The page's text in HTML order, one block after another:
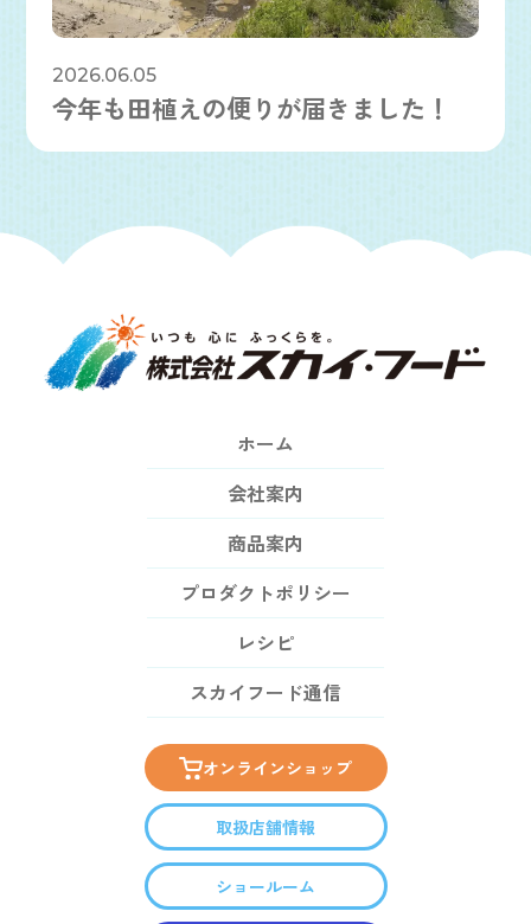
2026.06.05
今年も田植えの便りが届きました！
ホーム
会社案内
商品案内
プロダクトポリシー
レシピ
スカイフード通信
オンラインショップ
取扱店舗情報
ショールーム